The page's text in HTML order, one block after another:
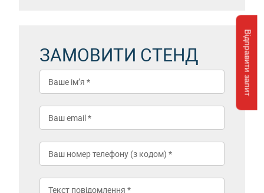
Відправити запит
ЗАМОВИТИ СТЕНД